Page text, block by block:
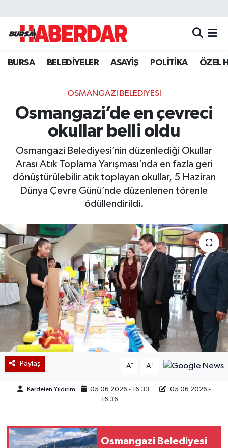
BURSA BELEDİYELER ASAYİŞ POLİTİKA ÖZEL
OSMANGAZİ BELEDİYESİ
Osmangazi’de en çevreci
okullar belli oldu
Osmangazi Belediyesi’nin düzenlediği Okullar
Arası Atık Toplama Yarışması’nda en fazla geri
dönüştürülebilir atık toplayan okullar, 5 Haziran
Dünya Çevre Günü’nde düzenlenen törenle
ödüllendirildi.
Paylaş A- A+
Kardelen Yıldırım 05.06.2026 - 16:33
05.06.2026 -
16:36
Osmangazi Belediyesi
Hava Durumu
Trafik Durumu
Süper Lig Puan Durumu ve Fikstür
Tüm Manşetler
Haber Arşivi